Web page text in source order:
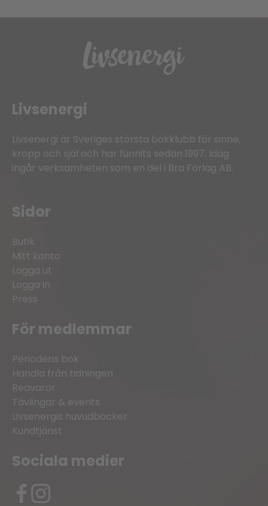
Livsenergi
Livsenergi är Sveriges största bokklubb för sinne,
kropp och själ och har funnits sedan 1997. Idag
ingår verksamheten som en del i Bra Förlag AB.
Sidor
Butik
Mitt konto
Logga ut
Logga in
Press
För medlemmar
Periodens bok
Handla från tidningen
Reavaror
Tävlingar & events
Livsenergis huvudböcker
Kundtjänst
Sociala medier